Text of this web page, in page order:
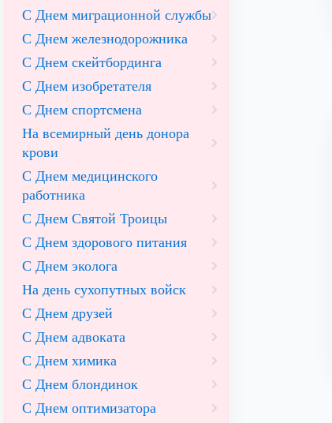
С Днем миграционной службы
С Днем железнодорожника
С Днем скейтбординга
С Днем изобретателя
С Днем спортсмена
На всемирный день донора
крови
С Днем медицинского
работника
С Днем Святой Троицы
С Днем здорового питания
С Днем эколога
На день сухопутных войск
С Днем друзей
С Днем адвоката
С Днем химика
С Днем блондинок
С Днем оптимизатора